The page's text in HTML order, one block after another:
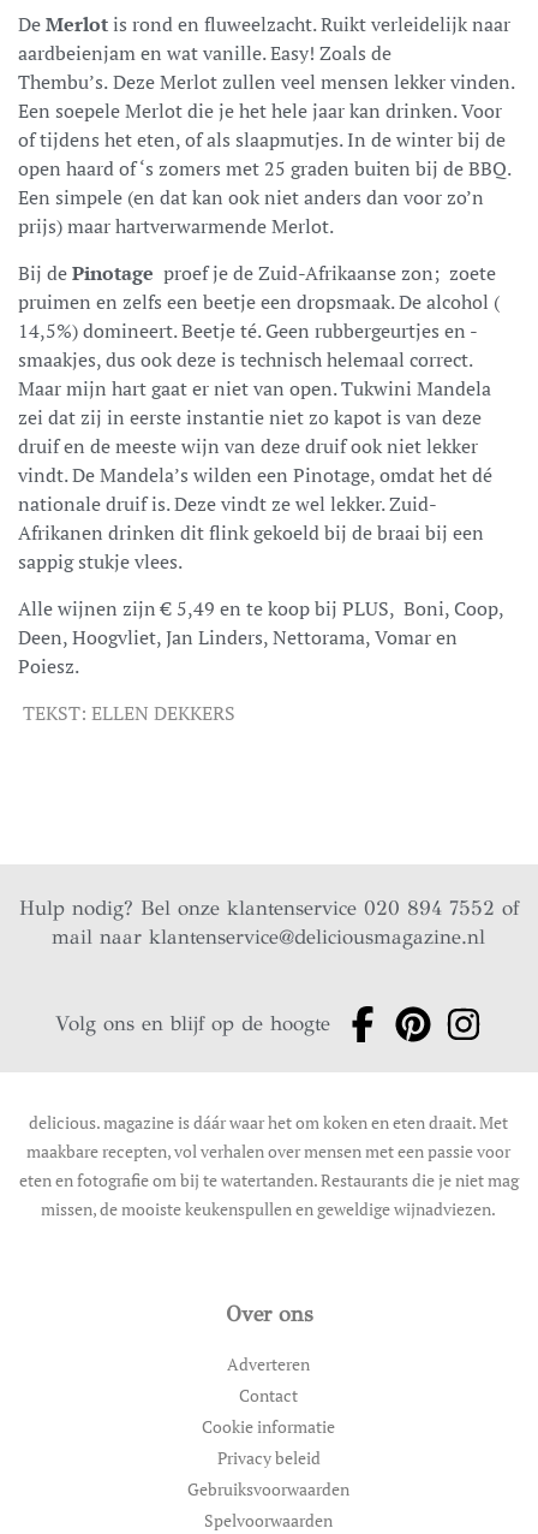
DeMerlotis rond en fluweelzacht. Ruikt verleidelijk naar
aardbeienjam en wat vanille. Easy! Zoals de
Thembu’s.Deze Merlot zullen veel mensen lekker vinden.
Een soepele Merlot die je het hele jaar kan drinken. Voor
of tijdens het eten, of als slaapmutjes. In de winter bij de
open haard of ‘s zomers met 25 graden buiten bij de BBQ.
Een simpele (en dat kan ook niet anders dan voor zo’n
prijs) maar hartverwarmende Merlot.
Bij dePinotage proef je de Zuid-Afrikaanse zon; zoete
pruimen en zelfs een beetje een dropsmaak. De alcohol (
14,5%) domineert. Beetje té. Geen rubbergeurtjes en -
smaakjes, dus ook deze is technisch helemaal correct.
Maar mijn hart gaat er niet van open. Tukwini Mandela
zei dat zij in eerste instantie niet zo kapot is van deze
druif en de meeste wijn van deze druif ook niet lekker
vindt. De Mandela’s wilden een Pinotage, omdat het dé
nationale druif is. Deze vindt ze wel lekker. Zuid-
Afrikanen drinken dit flink gekoeld bij de braai bij een
sappig stukje vlees.
Alle wijnen zijn € 5,49 en te koop bij PLUS, Boni, Coop,
Deen, Hoogvliet, Jan Linders, Nettorama, Vomar en
Poiesz.
TEKST: ELLEN DEKKERS
Hulp nodig? Bel onze klantenservice 020 894 7552 of
mail naarklantenservice@deliciousmagazine.nl
Volg ons en blijf op de hoogte
delicious. magazine is dáár waar het om koken en eten draait. Met
maakbare recepten, vol verhalen over mensen met een passie voor
eten en fotografie om bij te watertanden. Restaurants die je niet mag
missen, de mooiste keukenspullen en geweldige wijnadviezen.
Over ons
Adverteren
Contact
Cookie informatie
Privacy beleid
Gebruiksvoorwaarden
Spelvoorwaarden